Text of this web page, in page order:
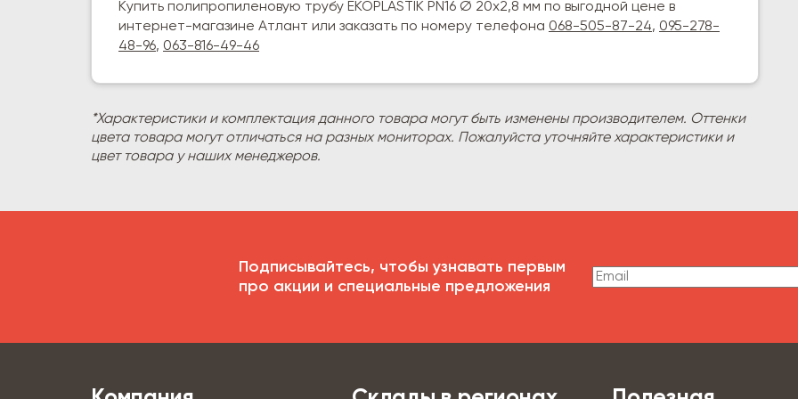
Купить полипропиленовую трубу EKOPLASTIK PN16 Ø 20х2,8 мм по выгодной цене в
интернет-магазине Атлант или заказать по номеру телефона 068-505-87-24, 095-278-
48-96, 063-816-49-46
*Характеристики и комплектация данного товара могут быть изменены производителем. Оттенки
цвета товара могут отличаться на разных мониторах. Пожалуйста уточняйте характеристики и
цвет товара у наших менеджеров.
Подписывайтесь, чтобы узнавать первым
про акции и специальные предложения